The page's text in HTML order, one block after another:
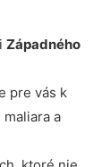
Západného
pre vás k
a